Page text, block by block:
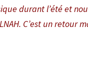
durant l’été et
C’est un retour